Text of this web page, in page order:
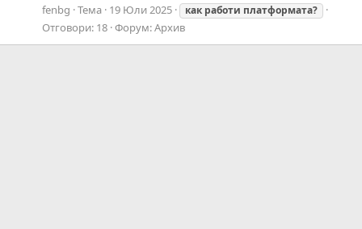
fenbg Тема 19 Юли 2025 как работи платформата?
Отговори: 18 Форум:Архив